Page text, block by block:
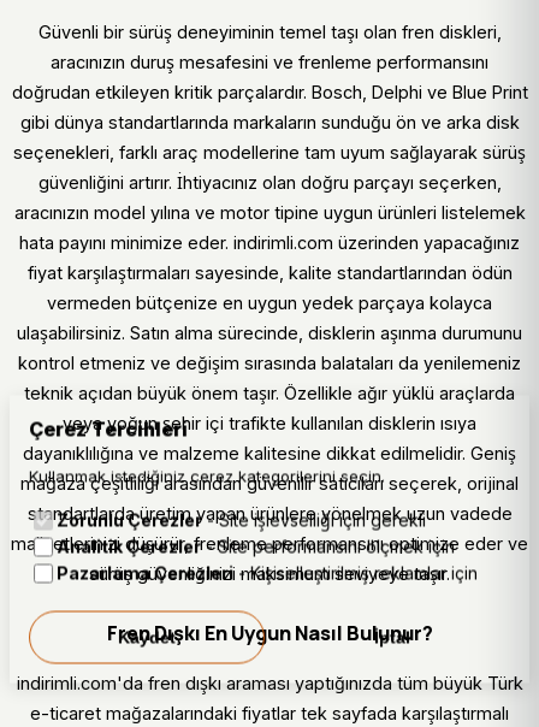
Güvenli bir sürüş deneyiminin temel taşı olan fren diskleri,
aracınızın duruş mesafesini ve frenleme performansını
doğrudan etkileyen kritik parçalardır. Bosch, Delphi ve Blue Print
gibi dünya standartlarında markaların sunduğu ön ve arka disk
seçenekleri, farklı araç modellerine tam uyum sağlayarak sürüş
güvenliğini artırır. İhtiyacınız olan doğru parçayı seçerken,
aracınızın model yılına ve motor tipine uygun ürünleri listelemek
hata payını minimize eder. indirimli.com üzerinden yapacağınız
fiyat karşılaştırmaları sayesinde, kalite standartlarından ödün
vermeden bütçenize en uygun yedek parçaya kolayca
ulaşabilirsiniz. Satın alma sürecinde, disklerin aşınma durumunu
kontrol etmeniz ve değişim sırasında balataları da yenilemeniz
teknik açıdan büyük önem taşır. Özellikle ağır yüklü araçlarda
veya yoğun şehir içi trafikte kullanılan disklerin ısıya
dayanıklılığına ve malzeme kalitesine dikkat edilmelidir. Geniş
mağaza çeşitliliği arasından güvenilir satıcıları seçerek, orijinal
standartlarda üretim yapan ürünlere yönelmek uzun vadede
maliyetlerinizi düşürür, frenleme performansını optimize eder ve
sürüş güvenliğinizi maksimum seviyeye taşır.
Fren Dışkı En Uygun Nasıl Bulunur?
indirimli.com'da fren dışkı araması yaptığınızda tüm büyük Türk
e-ticaret mağazalarındaki fiyatlar tek sayfada karşılaştırmalı
Çerez Tercihleri
Kullanmak istediğiniz çerez kategorilerini seçin.
Zorunlu Çerezler- Site işlevselliği için gerekli
Analitik Çerezler- Site performansını ölçmek için
Pazarlama Çerezleri- Kişiselleştirilmiş reklamlar için
Kaydet İptal